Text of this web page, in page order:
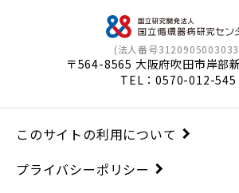
(法人番号
〒564-8565 大阪府吹田市岸部
TEL：0570-012-545
このサイトの利用について
プライバシーポリシー